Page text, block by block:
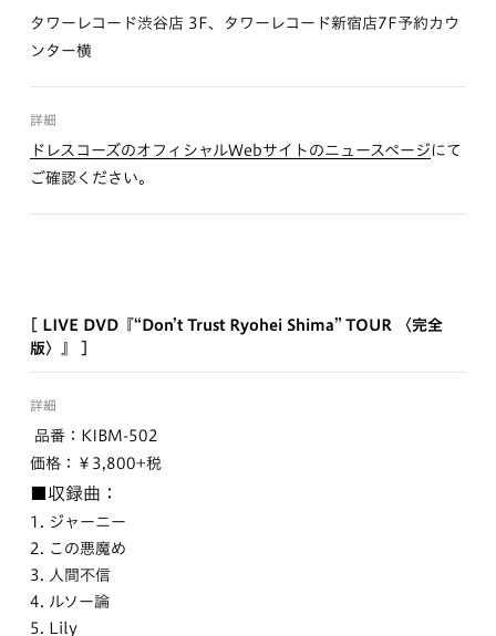
タワーレコード渋谷店 3F、タワーレコード新宿店7F予約カウ
ンター横
詳細
ドレスコーズのオフィシャルWebサイトのニュースページにて
ご確認ください。
[ LIVE DVD『“Don’t Trust Ryohei Shima” TOUR 〈完全
版〉』 ]
詳細
品番：KIBM-502
価格：￥3,800+税
■収録曲：
1. ジャーニー
2. この悪魔め
3. 人間不信
4. ルソー論
5. Lily